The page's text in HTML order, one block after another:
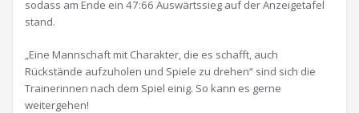
sodass am Ende ein 47:66 Auswärtssieg auf der Anzeigetafel
stand.
„Eine Mannschaft mit Charakter, die es schafft, auch
Rückstände aufzuholen und Spiele zu drehen“ sind sich die
Trainerinnen nach dem Spiel einig. So kann es gerne
weitergehen!